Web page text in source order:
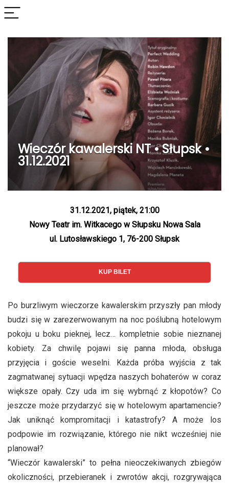
Wieczór kawalerski NT • Słupsk •
31.12.2021
31.12.2021, piątek, 21:00
Nowy Teatr im. Witkacego w Słupsku Nowa Sala
ul. Lutosławskiego 1, 76-200 Słupsk
KUP BILET
Po burzliwym wieczorze kawalerskim przyszły pan młody
budzi się w zarezerwowanym na noc poślubną hotelowym
pokoju u boku pieknej, lecz… kompletnie sobie nieznanej
kobiety. Za chwilę pojawi się panna młoda, obsługa
przyjęcia i goście weselni. Każda próba wyjścia z tak
zagmatwanej sytuacji wpędza naszych bohaterów w coraz
większe opały. Czy uda im się wybrnąć z kłopotów? Co
jeszcze może przydarzyć się w hotelowym apartamencie?
Jak uniknąć kompromitacji i katastrofy? A może los
podpowie im rozwiązanie, którego nie nikt wcześniej nie
planował?
“Wieczór kawalerski” to pełna nieoczekiwanych zbiegów
okoliczności, przebieranek i zwrotów akcji, rozgrywająca